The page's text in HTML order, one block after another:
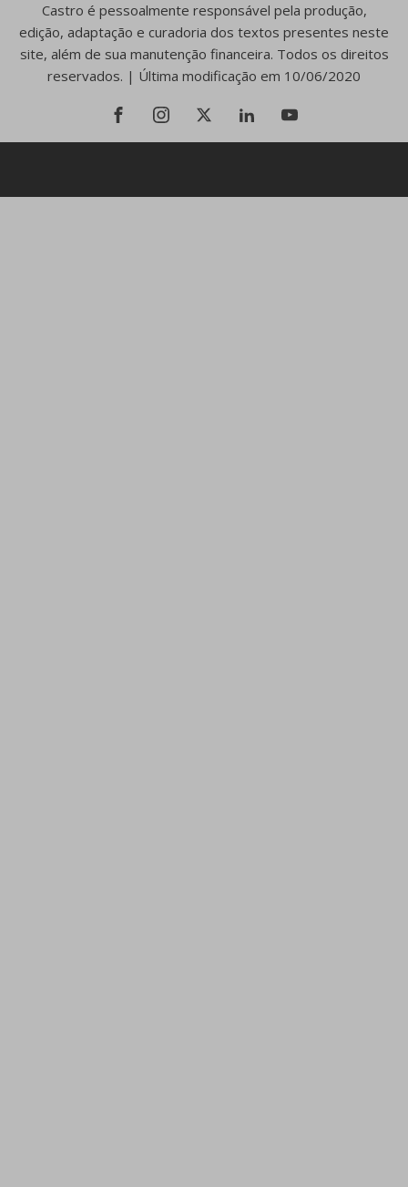
Castro é pessoalmente responsável pela produção,
edição, adaptação e curadoria dos textos presentes neste
site, além de sua manutenção financeira. Todos os direitos
reservados. | Última modificação em 10/06/2020